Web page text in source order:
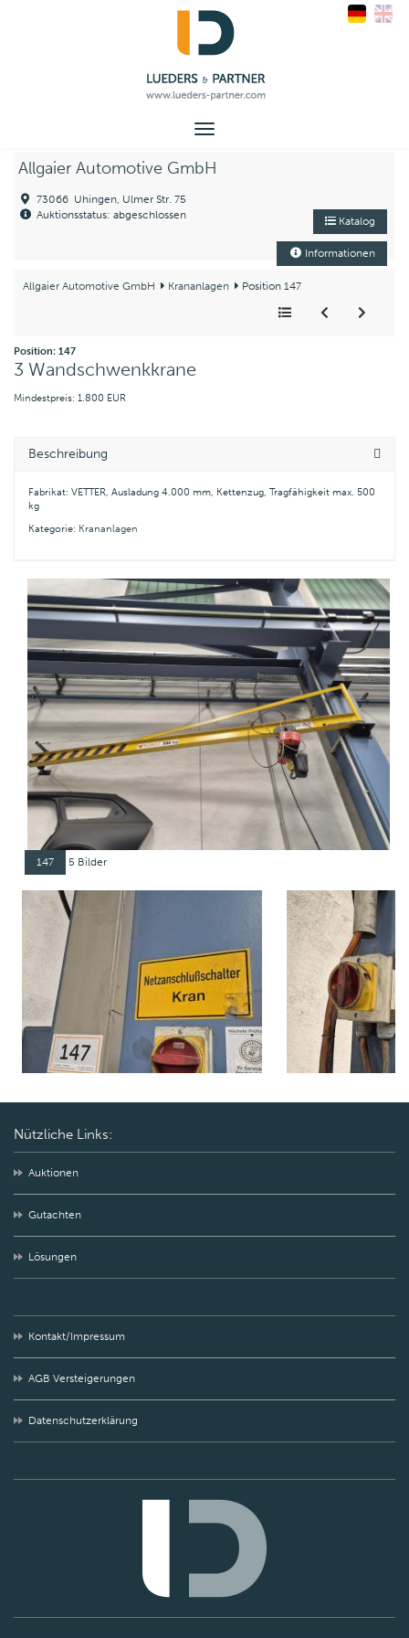
Toggle
Allgaier Automotive GmbH
73066 Uhingen, Ulmer Str. 75
Auktionsstatus: abgeschlossen
Katalog
Informationen
Allgaier Automotive GmbH Krananlagen Position 147
Position: 147
3 Wandschwenkkrane
Mindestpreis: 1.800 EUR
Beschreibung
Fabrikat: VETTER, Ausladung 4.000 mm, Kettenzug, Tragfähigkeit max. 500
kg
Kategorie: Krananlagen
147 5 Bilder
Nützliche Links:
Auktionen
Gutachten
Lösungen
Kontakt/Impressum
AGB Versteigerungen
Datenschutzerklärung